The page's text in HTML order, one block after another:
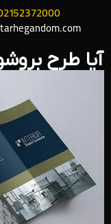
|
آیا طرح